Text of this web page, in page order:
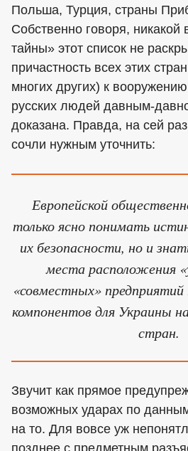
Польша, Турция, страны
Собственно говоря, никакой
тайны» этот список не
причастность всех этих
многих других) к
русских людей давным-
доказана. Правда, на сей
сочли нужным уточнить:
Европейской
только ясно понимать
их безопасности, но и
места расположения
«совместных»
компонентов для Украины
стран.
Звучит как прямое
возможных ударах по
на то. Для вовсе уж